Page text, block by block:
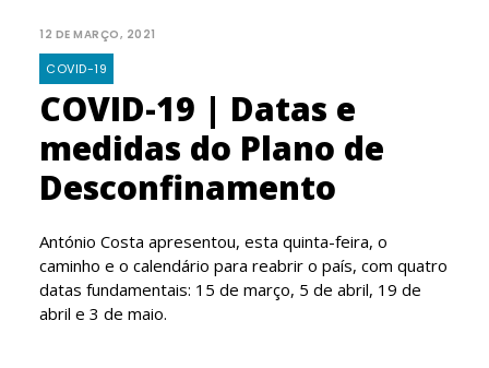
12 DE MARÇO, 2021
COVID-19
COVID-19 | Datas e
medidas do Plano de
Desconfinamento
António Costa apresentou, esta quinta-feira, o
caminho e o calendário para reabrir o país, com quatro
datas fundamentais: 15 de março, 5 de abril, 19 de
abril e 3 de maio.